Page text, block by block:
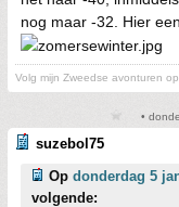
nog maar -32. Hier
Volg mijn Zweedse avonturen op
•
suzebol75
Op donderdag 5
volgende: